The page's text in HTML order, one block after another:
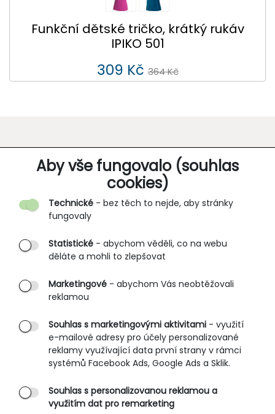
Aby vše fungovalo (souhlas
cookies)
Technické - bez těch to nejde, aby stránky
fungovaly
Statistické - abychom věděli, co na webu
děláte a mohli to zlepšovat
Marketingové - abychom Vás neobtěžovali
reklamou
Souhlas s marketingovými aktivitami - využití
e-mailové adresy pro účely personalizované
reklamy využívající data první strany v rámci
systémů Facebook Ads, Google Ads a Sklik.
Souhlas s personalizovanou reklamou a
využitím dat pro remarketing
Funkční dětské tričko, krátký rukáv
IPIKO 501
309 Kč 364 Kč
O SPOLEČNOSTI
O nás
Partnerské prodejny
B2B vstup
PRŮVODCE NAKUPOVÁNÍM
Obchodní podmínky
Rozměrové tabulky
Způsoby doručení
Ochrana osobních údajů
SLUŽBY ZÁKAZNÍKŮM